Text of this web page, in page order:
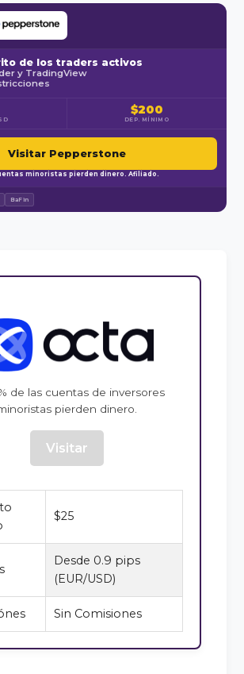
de los traders activos
y TradingView
$200
DEP. MÍNIMO
Visitar Pepperstone
minoristas pierden dinero. Afiliado.
BaFin
de las cuentas de inversores
pierden dinero.
Visitar
$25
Desde 0.9 pips
(EUR/USD)
Sin Comisiones